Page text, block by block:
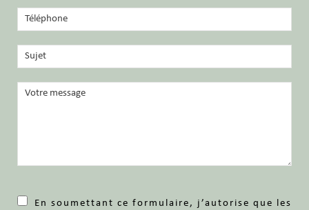
En soumettant ce formulaire, j’autorise que les